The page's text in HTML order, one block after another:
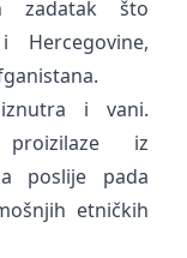
zadatak što
i vani.
iz
poslije pada
etničkih